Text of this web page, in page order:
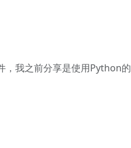
，我之前分享是使用Python的